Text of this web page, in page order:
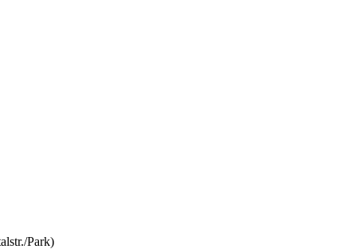
Park)